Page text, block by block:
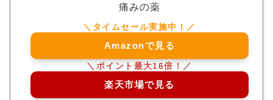
痛みの薬
Amazonで見る
楽天市場で見る